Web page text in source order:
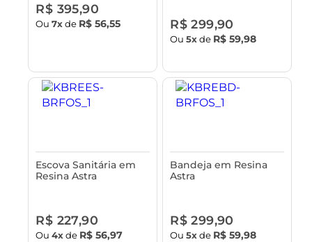
R$ 395,90
Ou7xde R$ 56,55 R$ 299,90
Ou5xde R$ 59,98
Escova Sanitária em
Resina Astra
R$ 227,90
Ou4xde R$ 56,97
Bandeja em Resina
Astra
R$ 299,90
Ou5xde R$ 59,98